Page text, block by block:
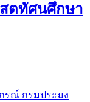
ตทัศนศึกษา